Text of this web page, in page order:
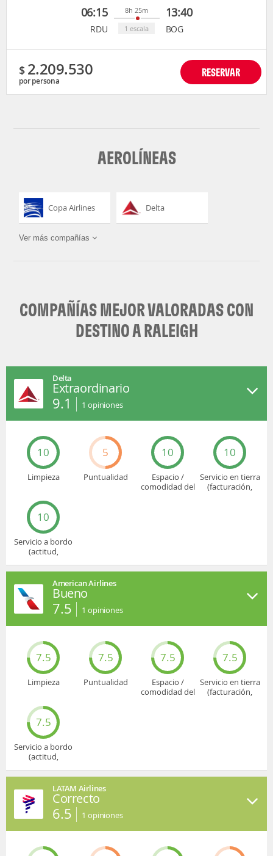
06:15
RDU
8h 25m
1 escala
13:40
BOG
$ 2.209.530
por persona
RESERVAR
AEROLÍNEAS
Copa Airlines Delta
LATAM Airlines
Ver más compañías
COMPAÑÍAS MEJOR VALORADAS CON
DESTINO A RALEIGH
Delta
Extraordinario
9.1 1 opiniones
10
Limpieza
5
Puntualidad
10
Espacio /
comodidad del
10
Servicio en tierra
(facturación,
10
Servicio a bordo
(actitud,
American Airlines
Bueno
7.5 1 opiniones
7.5
Limpieza
7.5
Puntualidad
7.5
Espacio /
comodidad del
7.5
Servicio en tierra
(facturación,
7.5
Servicio a bordo
(actitud,
LATAM Airlines
Correcto
6.5 1 opiniones